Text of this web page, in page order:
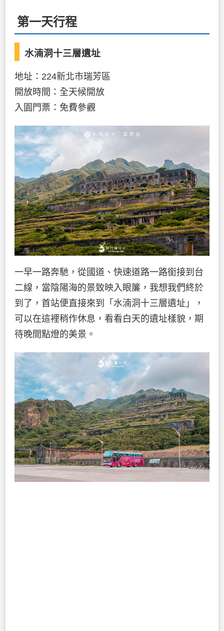
第一天行程
水湳洞十三層遺址
地址：224新北市瑞芳區
開放時間：全天候開放
入園門票：免費參觀
一早一路奔馳，從國道、快速道路一路銜接到台
二線，當陰陽海的景致映入眼簾，我想我們終於
到了，首站便直接來到「水湳洞十三層遺址」，
可以在這裡稍作休息，看看白天的遺址樣貌，期
待晚間點燈的美景。